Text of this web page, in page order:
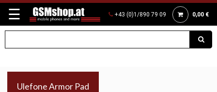
☰ +43 (0)1/890 79 09 0,00 €
Ulefone Armor Pad